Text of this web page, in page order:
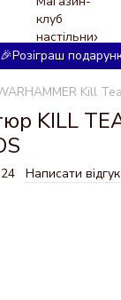
🎉Розіграш
Kill
KILL
Написати відгук